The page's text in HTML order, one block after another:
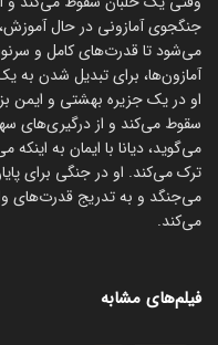
جنگجوی آمازونی در حال
می‌شود تا قدرت‌های کامل و
آمازون‌ها، برای تبدیل شدن
او در یک جزیره بهشتی و ایمن
سقوط می‌کند و از درگیری‌های
می‌گوید، دیانا با ایمان به
ترک می‌کند. او در جنگی برای
می‌جنگد و به تدریج
می‌کند.
فیلم‌های مشابه